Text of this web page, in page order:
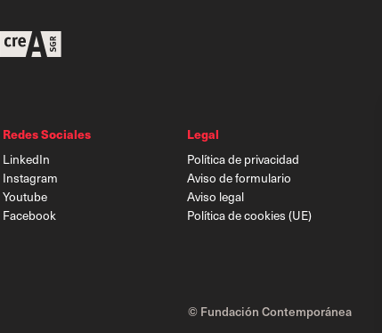
Redes Sociales
LinkedIn
Instagram
Youtube
Facebook
Legal
Política de privacidad
Aviso de formulario
Aviso legal
Política de cookies (UE)
© Fundación Contemporánea